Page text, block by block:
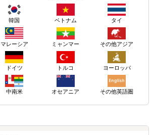
韓国 ベトナム タイ
マレーシア ミャンマー その他アジア
ドイツ トルコ ヨーロッパ
中南米 オセアニア その他英語圏